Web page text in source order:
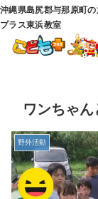
沖縄県島尻郡与那原町
プラス東浜教室
ワンちゃ
野外活動